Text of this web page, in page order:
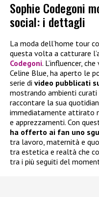
Sophie Codegoni
social: i dettagli
La moda dell’home tour
questa volta a catturare
Codegoni. L’influencer,
Celine Blue, ha aperto le
serie di video pubblicati
mostrando ambienti
raccontare la sua
immediatamente attirato
e apprezzamenti. Con
ha offerto ai fan uno
tra lavoro, maternità e
tra estetica e realtà che
tra i più seguiti del